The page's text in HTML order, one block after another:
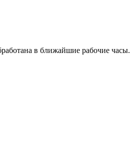
в ближайшие рабочие часы.